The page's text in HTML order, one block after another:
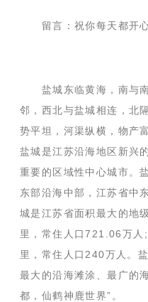
留言：祝你每天都开心
盐城东临黄海，南与南
邻，西北与盐城相连，北
势平坦，河渠纵横，物产
盐城是江苏沿海地区新兴
重要的区域性中心城市。
东部沿海中部，江苏省中
城是江苏省面积最大的地
里，常住人口721.06万人
里，常住人口240万人。
最大的沿海滩涂、最广的
都，仙鹤神鹿世界”。